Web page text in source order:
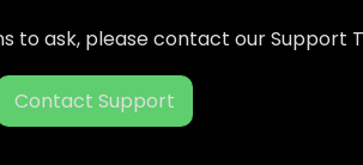
to ask, please contact our Support
Contact Support